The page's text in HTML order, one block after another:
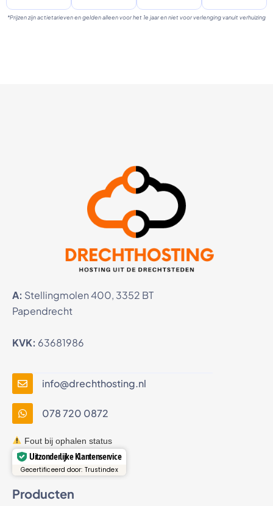
*Prijzen zijn actietarieven en gelden alleen voor het 1e jaar en niet voor verlenging vanuit verhuizing
A: Stellingmolen 400, 3352 BT
Papendrecht
KVK: 63681986
info@drechthosting.nl
078 720 0872
Fout bij ophalen status
Uitzonderlijke Klantenservice
Gecertificeerd door: Trustindex
Producten